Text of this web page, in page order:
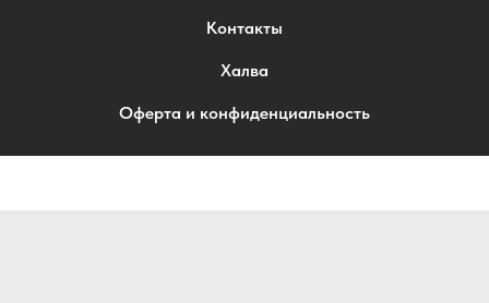
Контакты
Халва
Оферта и конфиденциальность